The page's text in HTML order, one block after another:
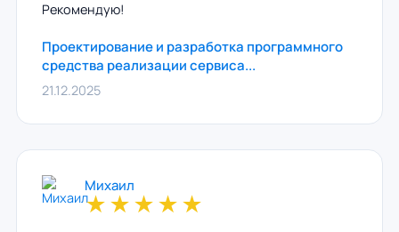
Рекомендую!
Проектирование и разработка программного
средства реализации сервиса...
21.12.2025
Михаил
★★★★★